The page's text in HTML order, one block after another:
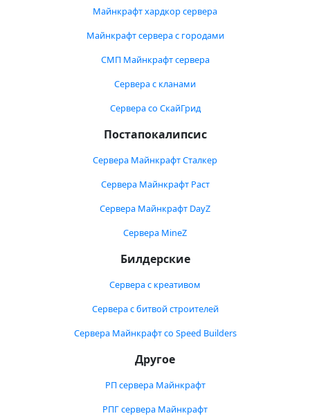
Майнкрафт хардкор сервера
Майнкрафт сервера с городами
СМП Майнкрафт сервера
Сервера с кланами
Сервера со СкайГрид
Постапокалипсис
Сервера Майнкрафт Сталкер
Сервера Майнкрафт Раст
Сервера Майнкрафт DayZ
Сервера MineZ
Билдерские
Сервера с креативом
Сервера с битвой строителей
Сервера Майнкрафт со Speed Builders
Другое
РП сервера Майнкрафт
РПГ сервера Майнкрафт